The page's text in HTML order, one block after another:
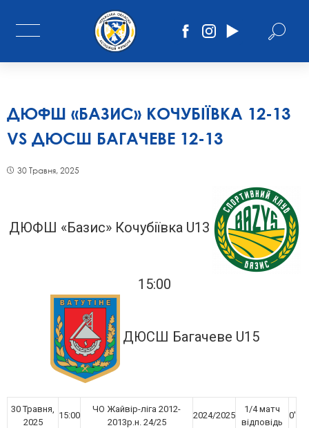
ДЮФШ «БАЗИС» КОЧУБІЇВКА 12-13
VS ДЮСШ БАГАЧЕВЕ 12-13
30 Травня, 2025
ДЮФШ «Базис» Кочубіївка U13
15:00
ДЮСШ Багачеве U15
30 Травня,
2025
15:00
ЧО Жайвір-ліга 2012-
2013р.н. 24/25
2024/2025
1/4 матч
відповідь
0'